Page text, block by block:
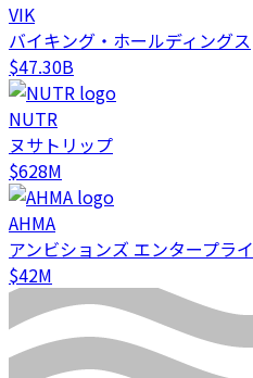
VIK
バイキング・ホールディングス
$47.30B
NUTR
ヌサトリップ
$628M
AHMA
アンビションズ エンタープラ
$42M